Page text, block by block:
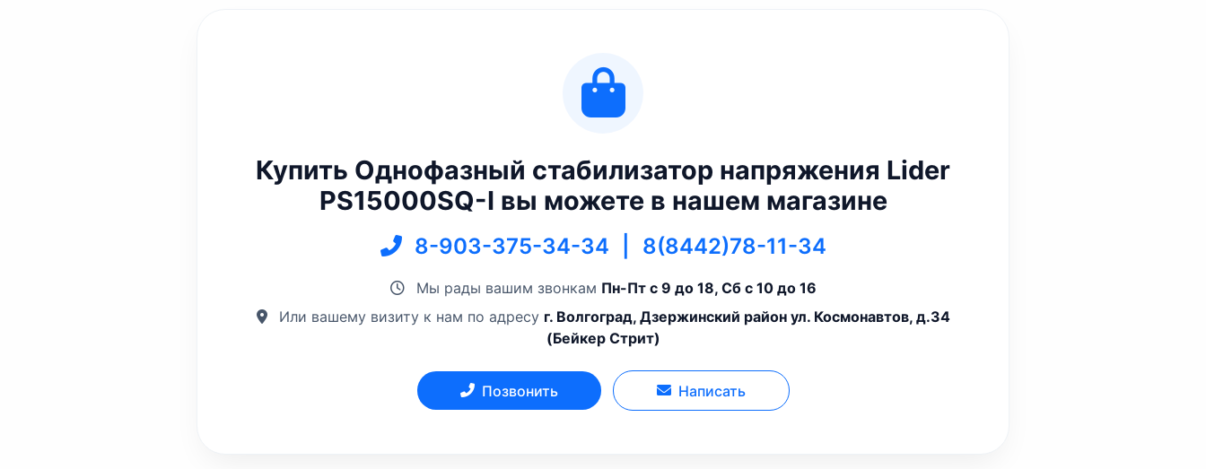
Купить Однофазный стабилизатор напряжения Lider
PS15000SQ-I вы можете в нашем магазине
8-903-375-34-34 8(8442)78-11-34
Мы рады вашим звонкам Пн-Пт с 9 до 18, Сб с 10 до 16
Или вашему визиту к нам по адресу г. Волгоград, Дзержинский район ул. Космонавтов, д.34
(Бейкер Стрит)
Позвонить Написать